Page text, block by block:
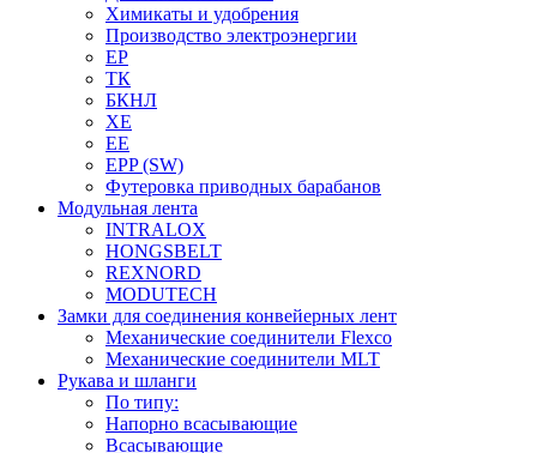
Химикаты и удобрения
Производство электроэнергии
EP
ТК
БКНЛ
XE
EE
EPP (SW)
Футеровка приводных барабанов
Модульная лента
INTRALOX
HONGSBELT
REXNORD
MODUTECH
Замки для соединения конвейерных лент
Механические соединители Flexco
Механические соединители MLT
Рукава и шланги
По типу:
Напорно всасывающие
Всасывающие